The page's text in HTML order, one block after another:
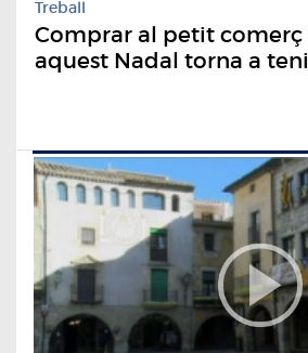
Treball
Comprar al petit comerç
aquest Nadal torna a